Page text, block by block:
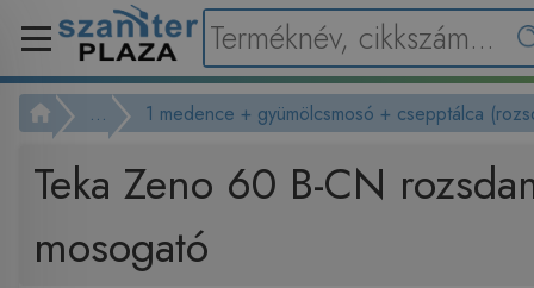
... 1 medence + gyümölcsmosó + csepptálca
Teka Zeno 60 B-CN
mosogató